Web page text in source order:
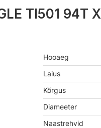
TI501 94T
Hooaeg
Laius
Kõrgus
Diameeter
Naastrehvid